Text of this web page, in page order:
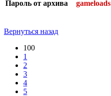
Пароль от архива
gameloads
Вернуться назад
100
1
2
3
4
5